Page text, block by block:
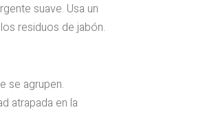
suave. Usa un
residuos de jabón.
se agrupen.
atrapada en la